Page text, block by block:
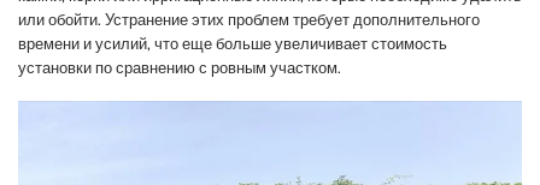
или обойти. Устранение этих проблем требует дополнительного
времени и усилий, что еще больше увеличивает стоимость
установки по сравнению с ровным участком.